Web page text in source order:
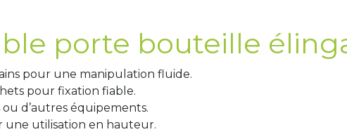
porte bouteille
pour une manipulation fluide.
pour fixation fiable.
d’autres équipements.
une utilisation en hauteur.